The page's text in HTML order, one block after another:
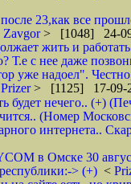
23,как все
Zavgor> [1048] 24-
жить и
Т.е с нее даже
уже надоел".
Prizer> [1125] 17-09-
будет нечего.. (+)
(Номер
интернета..
в Омске 30
> (+) <